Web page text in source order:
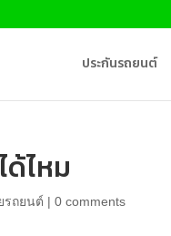
ประกันรถยนต์
ด้ไหม
รถยนต์ |0 comments